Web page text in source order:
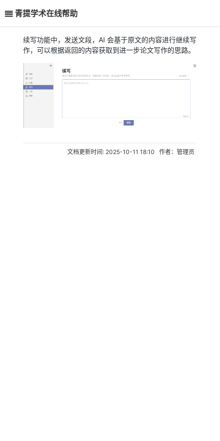
青提学术在线帮助
续写功能中，发送文段，AI 会基于原文的内容进行继续写
作，可以根据返回的内容获取到进一步论文写作的思路。
文档更新时间: 2025-10-11 18:10 作者：管理员